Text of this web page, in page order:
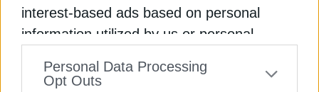
interest-based ads based on personal
information utilized by us or personal
to your opt-out. You may separately opt-out
Personal Data Processing
Opt Outs
ηγείται του μεγαλύτερου εμπορικού στόλου και οι
Ηνωμένες Πολιτείες αποτελούν τη μεγαλύτερη
οικονομία του κόσμου. Υπό την ηγεσία του Ντ.
Τραμπ η Αμερική αποκαθιστά τη ναυτική της
κυριαρχία και οι Έλληνες εταίροι έχουν αρθεί στο